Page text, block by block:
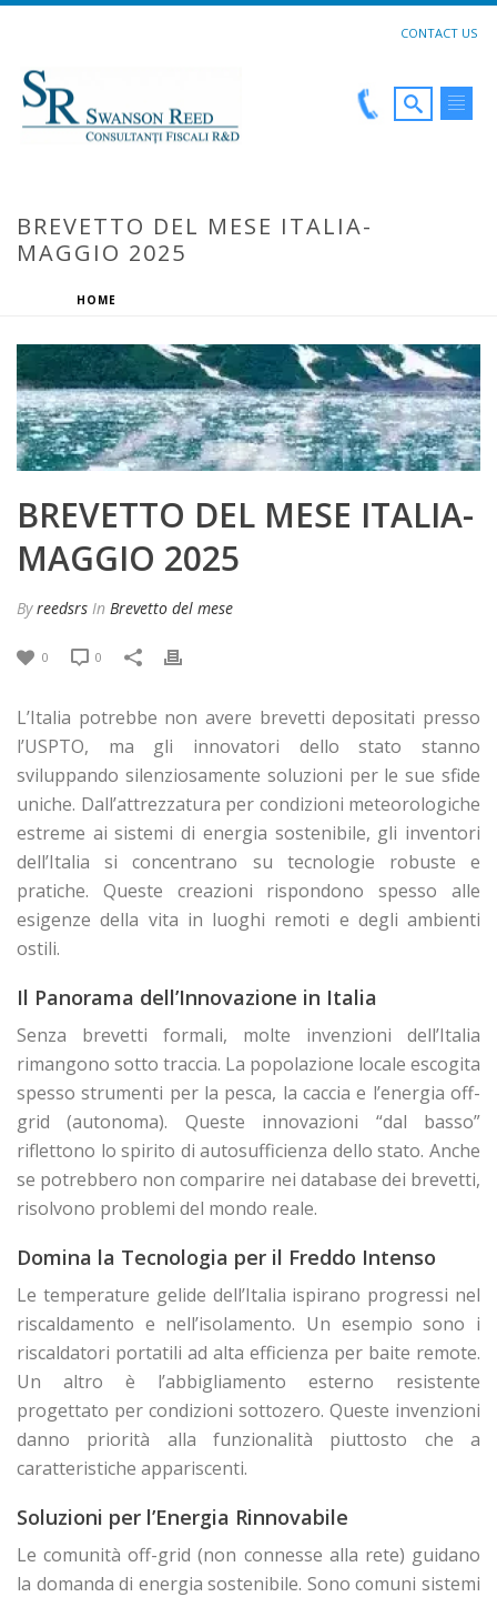
CONTACT US
BREVETTO DEL MESE ITALIA-
MAGGIO 2025
HOME
BREVETTO DEL MESE ITALIA-
MAGGIO 2025
Byreedsrs In Brevetto del mese
0 0
L’Italia potrebbe non avere brevetti depositati presso
l’USPTO, ma gli innovatori dello stato stanno
sviluppando silenziosamente soluzioni per le sue sfide
uniche. Dall’attrezzatura per condizioni meteorologiche
estreme ai sistemi di energia sostenibile, gli inventori
dell’Italia si concentrano su tecnologie robuste e
pratiche. Queste creazioni rispondono spesso alle
esigenze della vita in luoghi remoti e degli ambienti
ostili.
Il Panorama dell’Innovazione in Italia
Senza brevetti formali, molte invenzioni dell’Italia
rimangono sotto traccia. La popolazione locale escogita
spesso strumenti per la pesca, la caccia e l’energia off-
grid (autonoma). Queste innovazioni “dal basso”
riflettono lo spirito di autosufficienza dello stato. Anche
se potrebbero non comparire nei database dei brevetti,
risolvono problemi del mondo reale.
Domina la Tecnologia per il Freddo Intenso
Le temperature gelide dell’Italia ispirano progressi nel
riscaldamento e nell’isolamento. Un esempio sono i
riscaldatori portatili ad alta efficienza per baite remote.
Un altro è l’abbigliamento esterno resistente
progettato per condizioni sottozero. Queste invenzioni
danno priorità alla funzionalità piuttosto che a
caratteristiche appariscenti.
Soluzioni per l’Energia Rinnovabile
Le comunità off-grid (non connesse alla rete) guidano
la domanda di energia sostenibile. Sono comuni sistemi